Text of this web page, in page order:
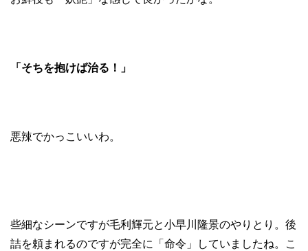
「そちを抱けば治る！」
悪辣でかっこいいわ。
些細なシーンですが毛利輝元と小早川隆景のやりとり。後
詰を頼まれるのですが完全に「命令」していましたね。こ